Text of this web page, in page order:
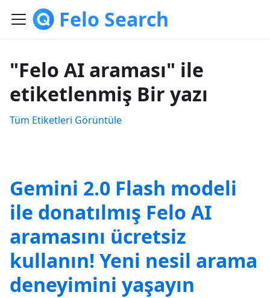
Felo Search
"Felo AI araması" ile
etiketlenmiş Bir yazı
Tüm Etiketleri Görüntüle
Gemini 2.0 Flash modeli
ile donatılmış Felo AI
aramasını ücretsiz
kullanın! Yeni nesil arama
deneyimini yaşayın